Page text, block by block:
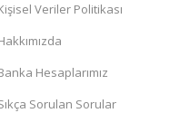
Veriler Politikası
Hesaplarımız
Sorulan Sorular